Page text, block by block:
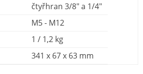
čtyřhran 3/8" a 1/4"
M5 - M12
1 / 1,2 kg
341 x 67 x 63 mm